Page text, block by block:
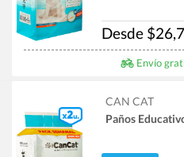
Desde
Envío
CAN CAT
Paños